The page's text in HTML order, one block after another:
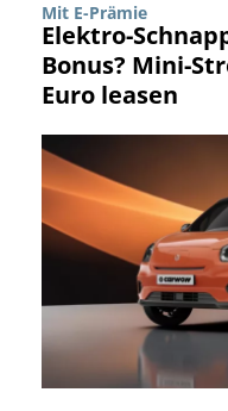
Mit E-Prämie
Elektro-
Bonus? Mini-
Euro leasen